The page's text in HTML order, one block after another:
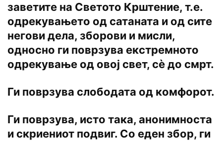
заветите на Светото Крштение, т.е.
одрекувањето од сатаната и од сите
негови дела, зборови и мисли,
односно ги поврзува екстремното
одрекување од овој свет, сѐ до смрт.
Ги поврзува слободата од комфорот.
Ги поврзува, исто така, анонимноста
и скриениот подвиг. Со еден збор, ги